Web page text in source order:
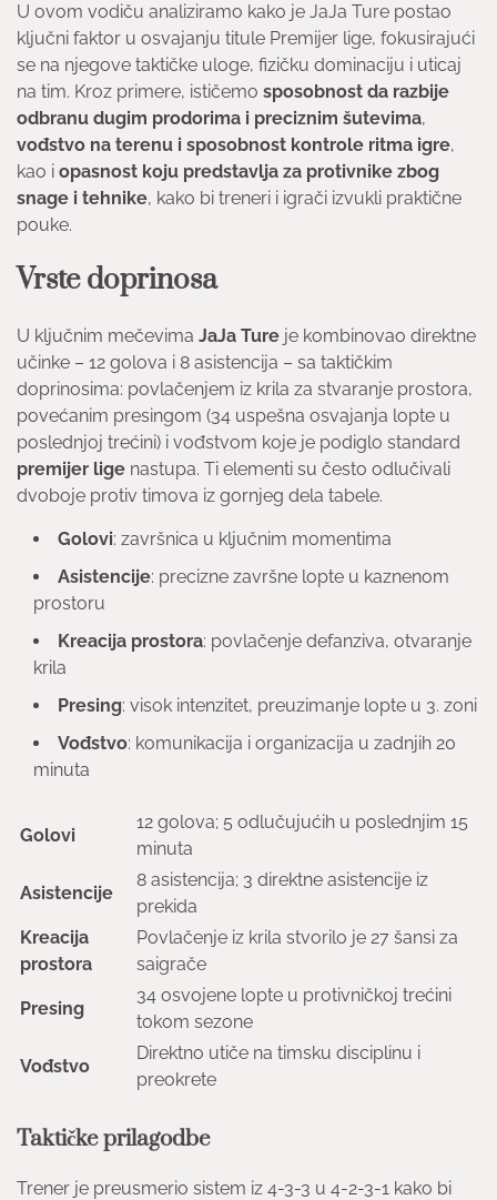
U ovom vodiču analiziramo kako je JaJa Ture postao
ključni faktor u osvajanju titule Premijer lige, fokusirajući
se na njegove taktičke uloge, fizičku dominaciju i uticaj
na tim. Kroz primere, ističemo sposobnost da razbije
odbranu dugim prodorima i preciznim šutevima,
vođstvo na terenu i sposobnost kontrole ritma igre,
kao i opasnost koju predstavlja za protivnike zbog
snage i tehnike, kako bi treneri i igrači izvukli praktične
pouke.
Vrste doprinosa
U ključnim mečevima JaJa Ture je kombinovao direktne
učinke – 12 golova i 8 asistencija – sa taktičkim
doprinosima: povlačenjem iz krila za stvaranje prostora,
povećanim presingom (34 uspešna osvajanja lopte u
poslednjoj trećini) i vođstvom koje je podiglo standard
premijer lige nastupa. Ti elementi su često odlučivali
dvoboje protiv timova iz gornjeg dela tabele.
Golovi: završnica u ključnim momentima
Asistencije: precizne završne lopte u kaznenom
prostoru
Kreacija prostora: povlačenje defanziva, otvaranje
krila
Presing: visok intenzitet, preuzimanje lopte u 3. zoni
Vođstvo: komunikacija i organizacija u zadnjih 20
minuta
Golovi
12 golova; 5 odlučujućih u poslednjim 15
minuta
Asistencije
8 asistencija; 3 direktne asistencije iz
prekida
Kreacija
prostora
Povlačenje iz krila stvorilo je 27 šansi za
saigrače
Presing
34 osvojene lopte u protivničkoj trećini
tokom sezone
Vođstvo
Direktno utiče na timsku disciplinu i
preokrete
Taktičke prilagodbe
Trener je preusmerio sistem iz 4-3-3 u 4-2-3-1 kako bi